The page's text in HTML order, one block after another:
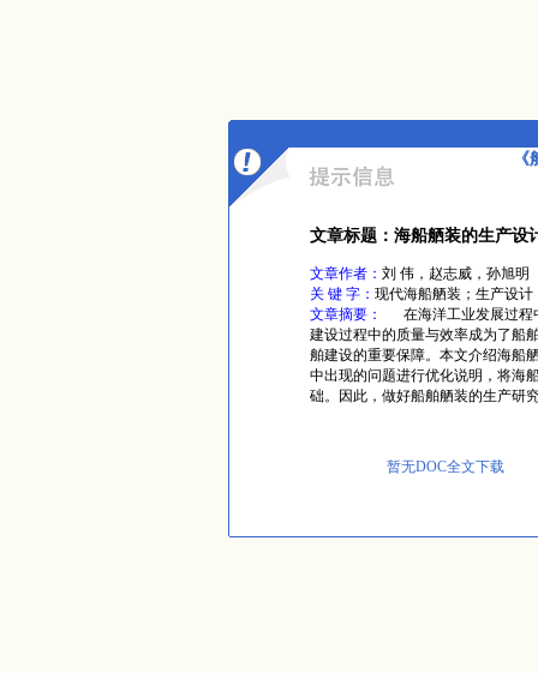
文章标题：海船舾装的生产设
文章作者： 刘 伟，赵志威，孙旭明
关 键 字： 现代海船舾装；生产设计
文章摘要：
在海洋工业发展过程
建设过程中的质量与效率成为了船
舶建设的重要保障。本文介绍海船
中出现的问题进行优化说明，将海
础。因此，做好船舶舾装的生产研
暂无DOC全文下载